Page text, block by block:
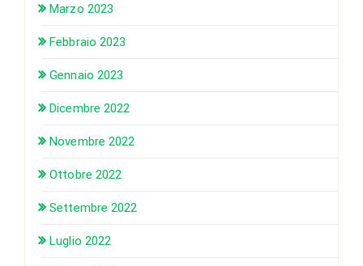
Marzo 2023
Febbraio 2023
Gennaio 2023
Dicembre 2022
Novembre 2022
Ottobre 2022
Settembre 2022
Luglio 2022